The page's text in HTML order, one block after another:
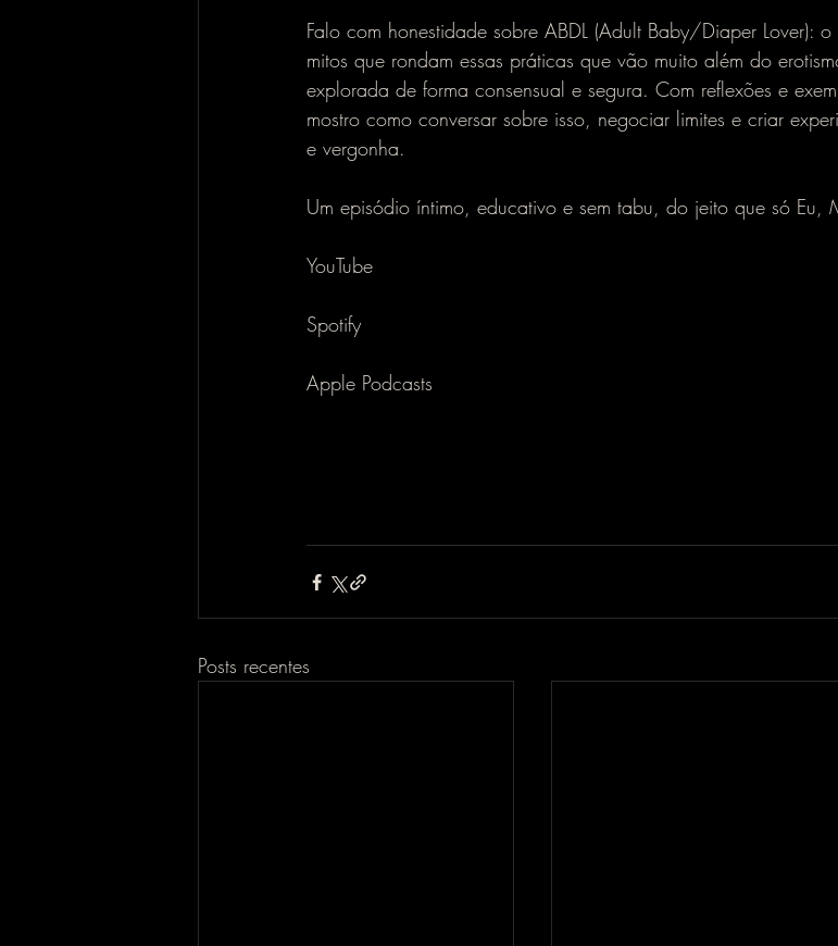
Falo com honestidade sobre ABDL (Adult Baby/Diaper Lover):
mitos que rondam essas práticas que vão muito além do
explorada de forma consensual e segura. Com reflexões e
mostro como conversar sobre isso, negociar limites e criar
e vergonha.
Um episódio íntimo, educativo e sem tabu, do jeito que só Eu,
YouTube
Spotify
Apple Podcasts
Posts recentes